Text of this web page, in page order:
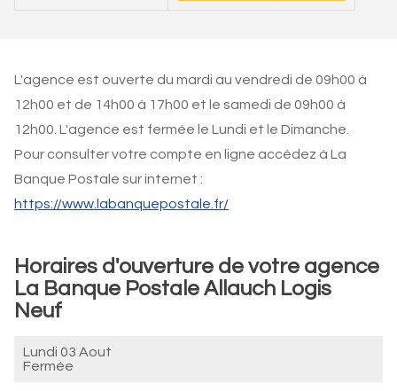
L'agence est ouverte du mardi au vendredi de 09h00 à
12h00 et de 14h00 à 17h00 et le samedi de 09h00 à
12h00. L'agence est fermée le Lundi et le Dimanche.
Pour consulter votre compte en ligne accédez à La
Banque Postale sur internet :
https://www.labanquepostale.fr/
Horaires d'ouverture de votre agence
La Banque Postale Allauch Logis
Neuf
Lundi 03 Aout
Fermée